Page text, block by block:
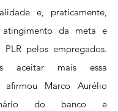
e, praticamente,
da meta e
pelos empregados.
aceitar mais essa
afirmou Marco Aurélio
do banco e